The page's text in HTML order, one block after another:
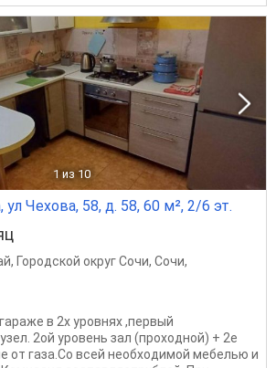
1 из 10
Чехова, 58, д. 58, 60 м², 2/6 эт.
, Городской округ Сочи, Сочи,
в 2х уровнях ,первый
2ой уровень зал (проходной) + 2е
от газа.Со всей необходимой мебелью и